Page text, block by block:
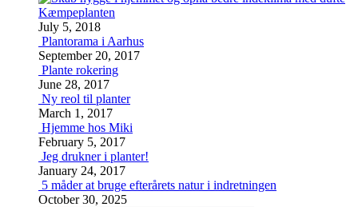
Kæmpeplanten
July 5, 2018
Plantorama i Aarhus
September 20, 2017
Plante rokering
June 28, 2017
Ny reol til planter
March 1, 2017
Hjemme hos Miki
February 5, 2017
Jeg drukner i planter!
January 24, 2017
5 måder at bruge efterårets natur i indretningen
October 30, 2025